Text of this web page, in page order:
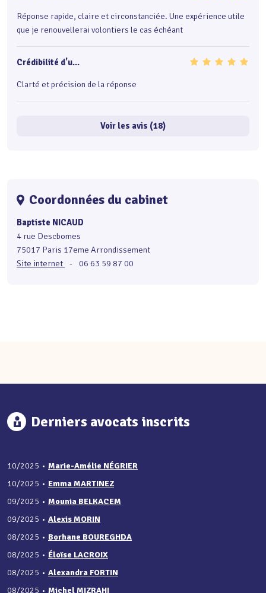
Réponse rapide, claire et circonstanciée. Une expérience utile
que je renouvellerai volontiers le cas échéant
Crédibilité d'u...
Clarté et précision de la réponse
Voir les avis (18)
Coordonnées du cabinet
Baptiste NICAUD
4 rue Descbomes
75017 Paris 17eme Arrondissement
Site internet
- 06 63 59 87 00
Derniers avocats inscrits
10/2025 • Marie-Amélie NÉGRIER
10/2025 • Emma MARTINEZ
09/2025 • Mounia BELKACEM
09/2025 • Alexis MORIN
08/2025 • Borhane BOUREGHDA
08/2025 • Éloïse LACROIX
08/2025 • Alexandra FORTIN
08/2025 • Michel MIZRAHI